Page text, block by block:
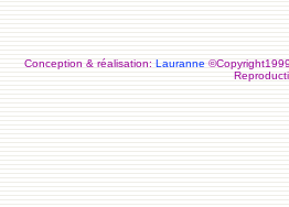
Conception & réalisation: Lauranne